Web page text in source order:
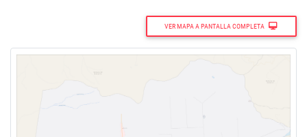
VER MAPA A PANTALLA COMPLETA